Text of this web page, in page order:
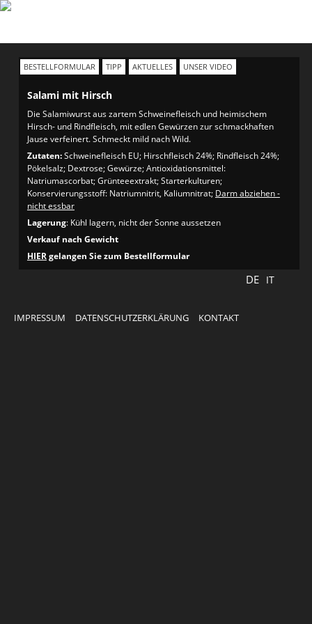
BESTELLFORMULAR TIPP AKTUELLES UNSER VIDEO
Salami mit Hirsch
Die Salamiwurst aus zartem Schweinefleisch und heimischem
Hirsch- und Rindfleisch, mit edlen Gewürzen zur schmackhaften
Jause verfeinert. Schmeckt mild nach Wild.
Zutaten:Schweinefleisch EU; Hirschfleisch 24%; Rindfleisch 24%;
Pökelsalz; Dextrose; Gewürze; Antioxidationsmittel:
Natriumascorbat; Grünteeextrakt; Starterkulturen;
Konservierungsstoff: Natriumnitrit, Kaliumnitrat; Darm abziehen -
nicht essbar
Lagerung: Kühl lagern, nicht der Sonne aussetzen
Verkauf nach Gewicht
HIERgelangen Sie zum Bestellformular
DE IT
IMPRESSUM DATENSCHUTZERKLÄRUNG KONTAKT